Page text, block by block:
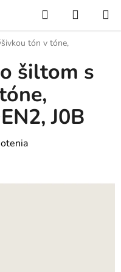
Hľadať
KOŠÍK
tón v tóne,
šiltom s
J0B